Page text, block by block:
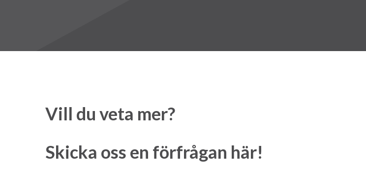
Vill du veta mer?
Skicka oss en förfrågan här!